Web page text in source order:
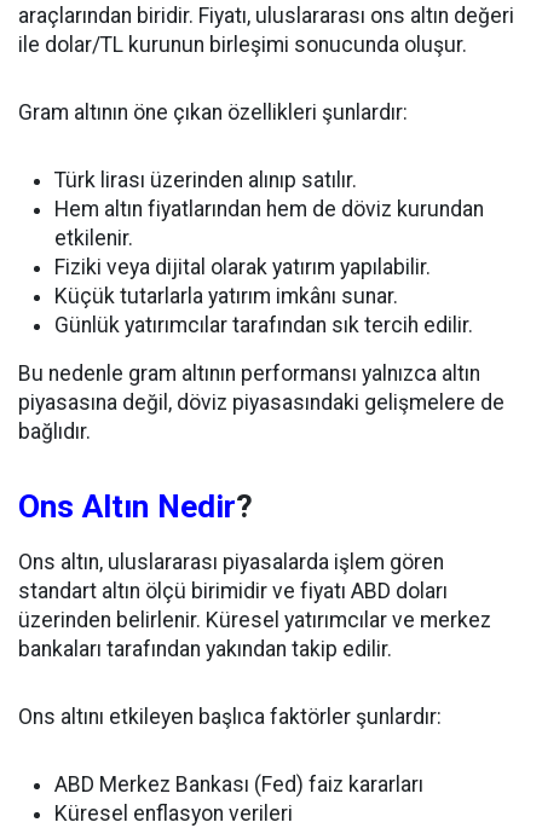
araçlarından biridir. Fiyatı, uluslararası ons altın değeri
ile dolar/TL kurunun birleşimi sonucunda oluşur.
Gram altının öne çıkan özellikleri şunlardır:
Türk lirası üzerinden alınıp satılır.
Hem altın fiyatlarından hem de döviz kurundan
etkilenir.
Fiziki veya dijital olarak yatırım yapılabilir.
Küçük tutarlarla yatırım imkânı sunar.
Günlük yatırımcılar tarafından sık tercih edilir.
Bu nedenle gram altının performansı yalnızca altın
piyasasına değil, döviz piyasasındaki gelişmelere de
bağlıdır.
Ons Altın Nedir?
Ons altın, uluslararası piyasalarda işlem gören
standart altın ölçü birimidir ve fiyatı ABD doları
üzerinden belirlenir. Küresel yatırımcılar ve merkez
bankaları tarafından yakından takip edilir.
Ons altını etkileyen başlıca faktörler şunlardır:
ABD Merkez Bankası (Fed) faiz kararları
Küresel enflasyon verileri